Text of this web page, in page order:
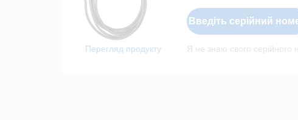
Перегляд продукту
Введіть серійний
Я не знаю свого серійного